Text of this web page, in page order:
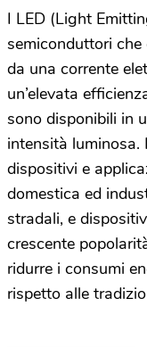
I LED (Light
semiconduttori
da una corrente
un’elevata
sono disponibili in
intensità
dispositivi e
domestica ed
stradali, e
crescente
ridurre i consumi
rispetto alle